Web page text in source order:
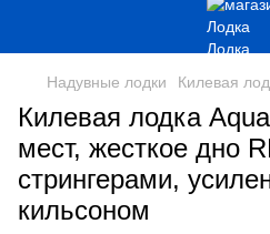
Надувные лодки Килевая
Килевая лодка
мест, жесткое дно
стрингерами,
кильсоном